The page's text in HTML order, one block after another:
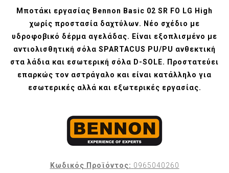
Μποτάκι εργασίας Bennon Basic 02 SR FO LG High
χωρίς προστασία δαχτύλων. Νέο σχέδιο με
υδροφοβικό δέρμα αγελάδας. Είναι εξοπλισμένο με
αντιολισθητική σόλα SPARTACUS PU/PU ανθεκτική
στα λάδια και εσωτερική σόλα D-SOLE. Προστατεύει
επαρκώς τον αστράγαλο και είναι κατάλληλο για
εσωτερικές αλλά και εξωτερικές εργασίας.
Κωδικός Προϊόντος: 0965040260